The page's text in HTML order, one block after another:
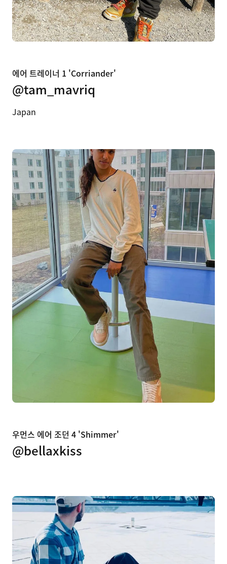
에어 트레이너 1 'Corriander'
@tam_mavriq
Japan
우먼스 에어 조던 4 'Shimmer'
@bellaxkiss